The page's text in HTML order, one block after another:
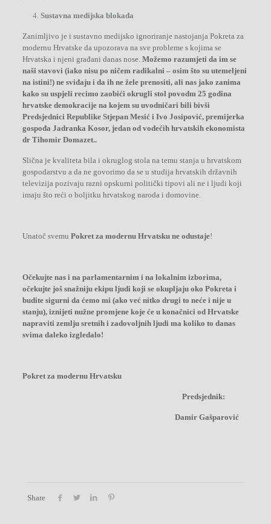
Sustavna medijska blokada
Zanimljivo je i sustavno medijsko ignoriranje nastojanja Pokreta za
modernu Hrvatske da upozorava na sve probleme s kojima se
Hrvatska i njeni građani danas nose. Možemo razumjeti da im se
naši stavovi (iako nisu po ničem radikalni – osim što su utemeljeni
na istini!) ne sviđaju i da ih ne žele prenositi, ali nas jako zanima
kako su uspjeli recimo zaobići okrugli stol povodm 25 godina
hrvatske demokracije na kojem su uvodničari bili bivši
Predsjednici Republike Stjepan Mesić i Ivo Josipović, premijerka
gospođa Jadranka Kosor, jedan od vodećih hrvatskih ekonomista
dr Tihomir Domazet..
Slična je kvaliteta bila i okruglog stola na temu stanja u hrvatskom
gospodarstvu a da ne govorimo da se u studija hrvatskih državnih
televizija pozivaju razni opskurni politički tipovi ali ne i ljudi koji
imaju što reći o boljitku hrvatskog naroda i domovine.
Unatoč svemu Pokret za modernu Hrvatsku ne odustaje!
Očekujte nas i na parlamentarnim i na lokalnim izborima,
očekujte još snažniju ekipu ljudi koji se okupljaju oko Pokreta i
budite sigurni da ćemo mi (ako već nitko drugi to neće i nije u
stanju), iznijeti nužne promjene koje će u konačnici od Hrvatske
napraviti zemlju sretnih i zadovoljnih ljudi ma koliko to danas
svima daleko izgledalo!
Pokret za modernu Hrvatsku
Predsjednik:
Damir Gašparović
Share